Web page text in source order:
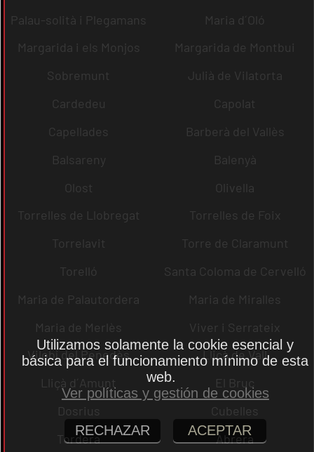
Palau-solità i Plegamans
Maria d´Oló
Margarida i els Monjos
Margarida de Montbui
Sobremunt
Julià de Vilatorta
Cardedeu
Capolat
Capellades
Barberà del Vallès
Balsareny
Balenyà
Olost
Olivella
Torrelles de Llobregat
Torrelles de Foix
Torrelavit
Torre de Claramunt
Torelló
Santa Coloma de Cervelló
Maria de Palautordera
Maria de Miralles
Maria de Merlès
Viver i Serrateix
Vilobí del Penedès
Lliçà de Vall
Lliçà d´Amunt
El Bruc
Dosrius
Cubelles
Tordera
Abrera
Utilizamos solamente la cookie esencial y
básica para el funcionamiento mínimo de esta
web.
Ver políticas y gestión de cookies
RECHAZAR ACEPTAR